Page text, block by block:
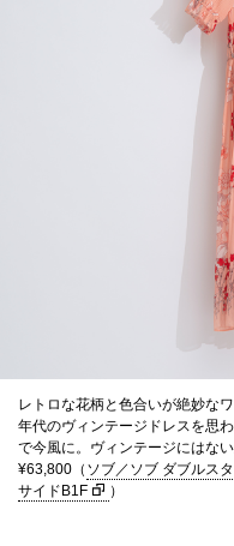
レトロな花柄と色合いが絶妙な
年代のヴィンテージドレスを思
で今風に。ヴィンテージにはな
¥63,800（ ソブ／ソブ ダブルス
サイドB1F
）